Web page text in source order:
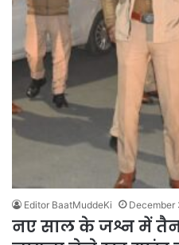
Editor BaatMuddeKi December
नए साल के जश्न में